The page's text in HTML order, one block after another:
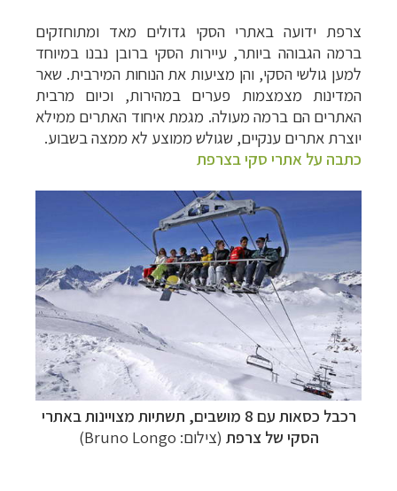
צרפת ידועה באתרי הסקי גדולים מאד ומתוחזקים
ברמה הגבוהה ביותר, עיירות הסקי ברובן נבנו במיוחד
למען גולשי הסקי, והן מציעות את הנוחות המירבית. שאר
המדינות מצמצמות פערים במהירות, וכיום מרבית
האתרים הם ברמה מעולה. מגמת איחוד האתרים ממילא
יוצרת אתרים ענקיים, שגולש ממוצע לא ממצה בשבוע.
כתבה על אתרי סקי בצרפת
רכבל כסאות עם 8 מושבים, תשתיות מצויינות באתרי
הסקי של צרפת (צילום: Bruno Longo)